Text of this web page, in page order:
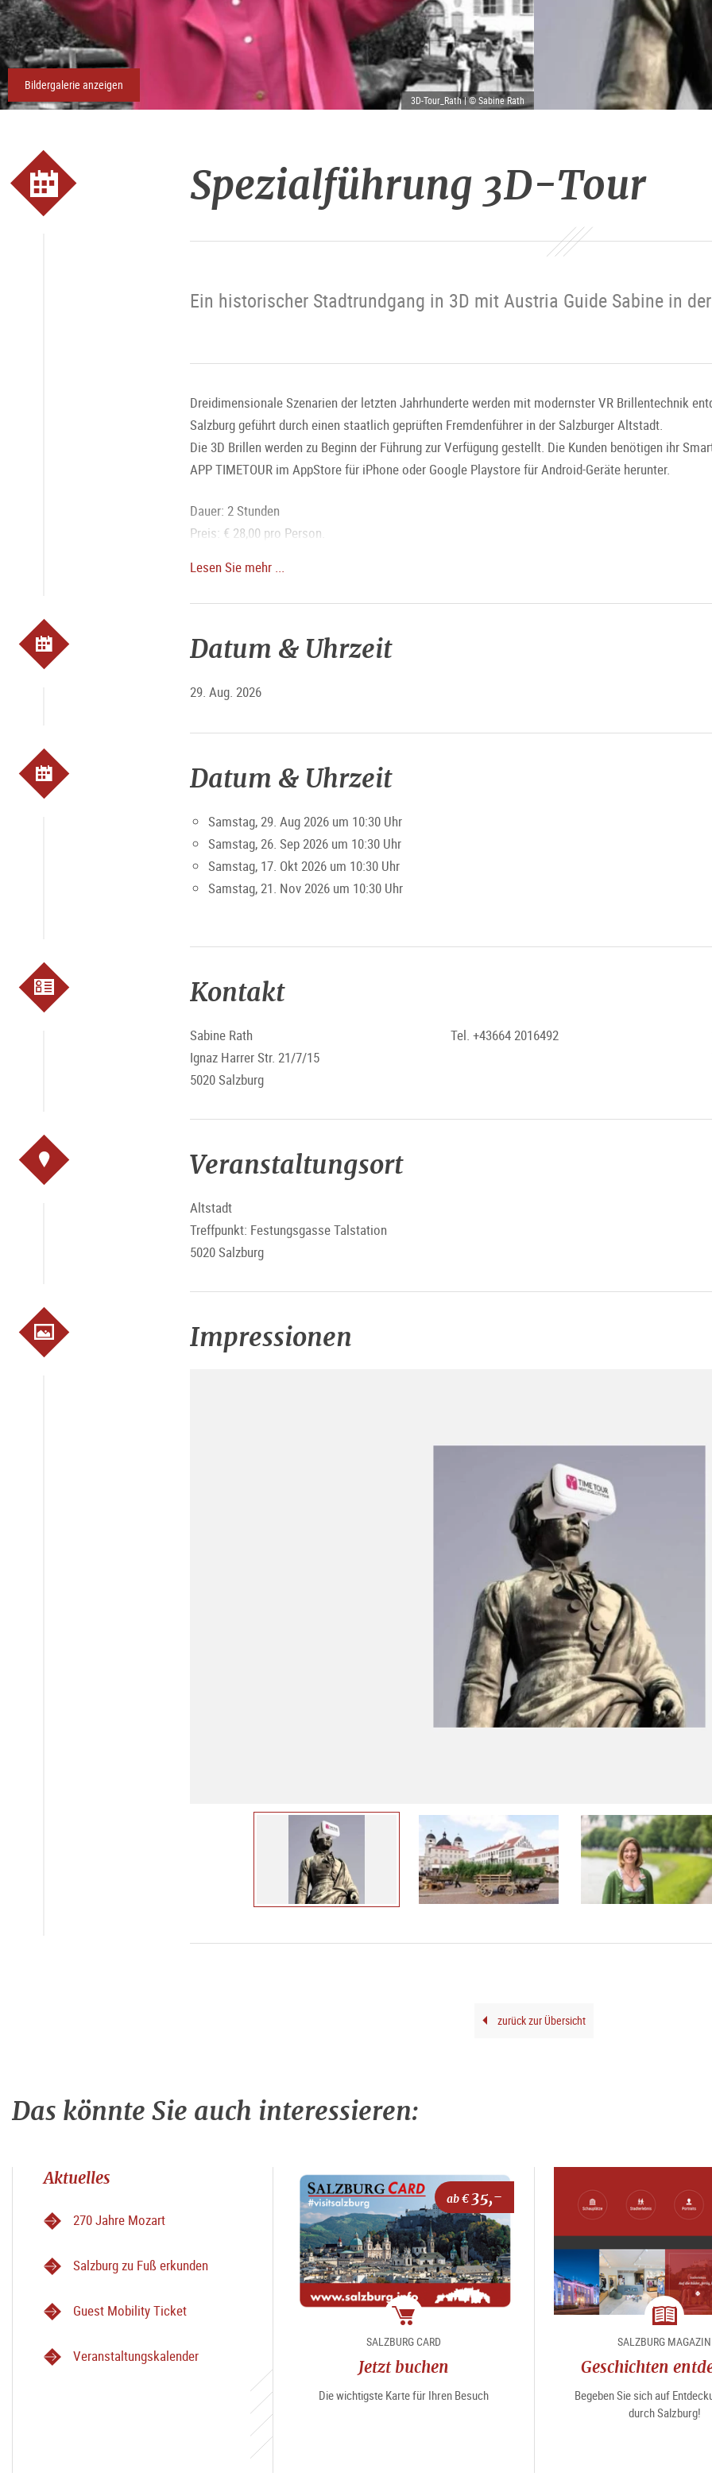
3D-Tour_Rath | © Sabine Rath
Bildergalerie anzeigen
Spezialführung 3D-Tour
Ein historischer Stadtrundgang in 3D mit Austria Guide Sabine in
Dreidimensionale Szenarien der letzten Jahrhunderte werden mit modernster VR Brillentechnik
Salzburg geführt durch einen staatlich geprüften Fremdenführer in der Salzburger Altstadt.
Die 3D Brillen werden zu Beginn der Führung zur Verfügung gestellt. Die Kunden benötigen ihr
APP TIMETOUR im AppStore für iPhone oder Google Playstore für Android-Geräte herunter.
Dauer: 2 Stunden
Preis: € 28,00 pro Person.
Anmeldung erforderlich
Mehr Informationen: www.tourguide-salzburg.com
Lesen Sie mehr ...
Datum & Uhrzeit
29. Aug. 2026
Datum & Uhrzeit
Samstag, 29. Aug 2026 um 10:30 Uhr
Samstag, 26. Sep 2026 um 10:30 Uhr
Samstag, 17. Okt 2026 um 10:30 Uhr
Samstag, 21. Nov 2026 um 10:30 Uhr
Kontakt
Sabine Rath
Ignaz Harrer Str. 21/7/15
5020 Salzburg
Tel. +43664 2016492
Veranstaltungsort
Altstadt
Treffpunkt: Festungsgasse Talstation
5020 Salzburg
Impressionen
zurück zur Übersicht
Das könnte Sie auch interessieren:
Aktuelles
270 Jahre Mozart
Salzburg zu Fuß erkunden
Guest Mobility Ticket
Veranstaltungskalender
ab €35,-
Package
SALZBURG CARD
Jetzt buchen
Die wichtigste Karte für Ihren Besuch
Magazin
SALZBURG MAGAZIN
Geschichten
Begeben Sie sich auf
durch Salzburg!